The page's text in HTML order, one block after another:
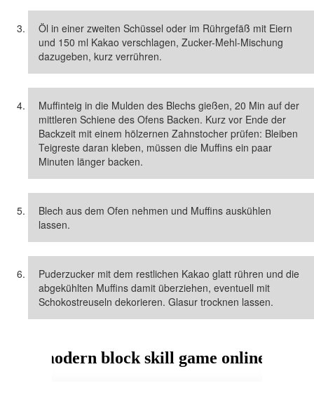
Öl in einer zweiten Schüssel oder im Rührgefäß mit Eiern
und 150 ml Kakao verschlagen, Zucker-Mehl-Mischung
dazugeben, kurz verrühren.
Muffinteig in die Mulden des Blechs gießen, 20 Min auf der
mittleren Schiene des Ofens Backen. Kurz vor Ende der
Backzeit mit einem hölzernen Zahnstocher prüfen: Bleiben
Teigreste daran kleben, müssen die Muffins ein paar
Minuten länger backen.
Blech aus dem Ofen nehmen und Muffins auskühlen
lassen.
Puderzucker mit dem restlichen Kakao glatt rühren und die
abgekühlten Muffins damit überziehen, eventuell mit
Schokostreuseln dekorieren. Glasur trocknen lassen.